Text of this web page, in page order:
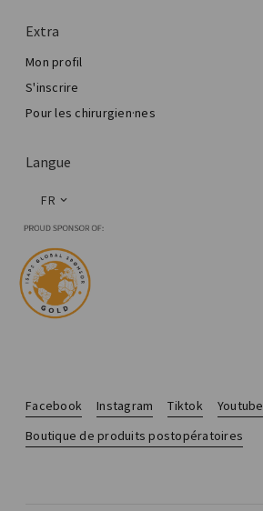
Extra
Mon profil
S'inscrire
Pour les chirurgien·nes
Langue
FR
Facebook Instagram Tiktok Youtube
Boutique de produits postopératoires